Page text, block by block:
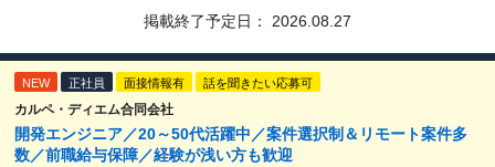
掲載終了予定日： 2026.08.27
NEW 正社員 面接情報有 話を聞きたい応募可
カルペ・ディエム合同会社
開発エンジニア／20～50代活躍中／案件選択制＆リモート案件多
数／前職給与保障／経験が浅い方も歓迎